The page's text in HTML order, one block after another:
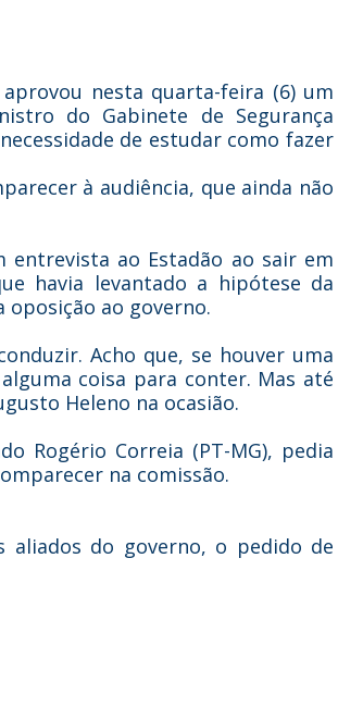
nesta quarta-feira (6) um
do Gabinete de Segurança
de estudar como fazer
à audiência, que ainda não
entrevista ao Estadão ao sair em
havia levantado a hipótese da
oposição ao governo.
Acho que, se houver uma
coisa para conter. Mas até
Heleno na ocasião.
Rogério Correia (PT-MG), pedia
na comissão.
aliados do governo, o pedido de